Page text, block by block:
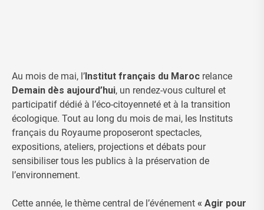
Au mois de mai, l’ Institut français du Maroc relance
Demain dès aujourd’hui, un rendez-vous culturel et
participatif dédié à l’éco-citoyenneté et à la transition
écologique. Tout au long du mois de mai, les Instituts
français du Royaume proposeront spectacles,
expositions, ateliers, projections et débats pour
sensibiliser tous les publics à la préservation de
l’environnement.
Cette année, le thème central de l’événement « Agir pour